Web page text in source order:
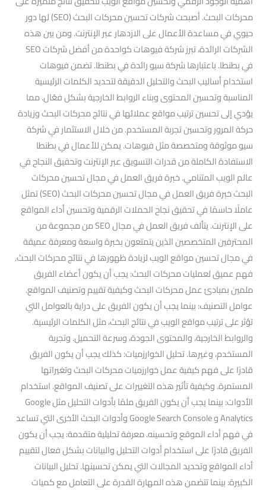
محركات البحث. أصبحت شركات تحسين محركات البحث (SEO) لها دور
حيوي في مساعدة الأعمال على الازدهار عبر الإنترنت. ومن بين هذه
الشركات الرائدة، تبرز شركة فيوهات كواحدة من أفضل شركات SEO
في بطنطا. باعتبارها شركة سيو رائدة في بطنطا. تضمن فيوهات
استخدام أساليب البحث والتحليل الدقيقة لتحديد الكلمات الرئيسية
المناسبة وتحسين المحتوى وبناء الروابط الخارجية بشكل فعّال. مما
يؤدي إلى تحسين ترتيب مواقع عملائها في نتائج محركات البحث وزيادة
حركة المرور وتحسين تجربة المستخدم. من خلال الاستثمار في شركة
سيو موثوقة ومتخصصة مثل فيوهات. يمكن للأعمال في بطنطا
الاستفادة الكاملة من قدرات التسويق عبر الإنترنت وتحقيق النجاح في
عالم الويب المتنامي. خبرة فريق العمل في مجال تحسين محركات
البحث خبرة فريق العمل في مجال تحسين محركات البحث (SEO) تمثل
عاملًا حاسمًا في تحقيق نجاح الحملات الرقمية وتحسين أداء المواقع
على الإنترنت. يتألف فريق العمل في مجال SEO من مجموعة من
المحترفين المتخصصين الذين يتمتعون بخبرة واسعة ومعرفة عميقة
في مجال تحسين مواقع الويب لزيادة ظهورها في نتائج محركات البحث.
فهم عميق لعمليات محركات البحث: يجب أن يكون أعضاء الفريق
ملمين بمبادئ عمل محركات البحث وكيفية تقييم وتصنيف المواقع.
عوامل التصنيف: بينما يجب أن يكون الفريق على دراية بالعوامل التي
تؤثر على ترتيب مواقع الويب في نتائج البحث، مثل الكلمات الرئيسية.
والروابط الخارجية، والمحتوى الجودة، وسرعة التحميل. وتجربة
المستخدم، وغيرها. تحليل الخوارزميات: كذلك يجب أن يكون الفريق
قادرًا على فهم كيفية عمل خوارزميات محركات البحث وتغيراتها
المستمرة. وكيفية تأثير هذه التغييرات على تصنيف المواقع. استخدام
الأدوات: بينما يجب أن يكون الفريق ملمًا بأدوات التحليل مثل Google
Analytics و Google Search Console وأدوات البحث الأخرى التي تساعد
في فهم أداء الموقع وتحسينه. معرفة تحليلية متقدمة: يجب أن يكون
الفريق قادرًا على استخدام أدوات التحليل والبيانات بشكل فعال لتقييم
أداء المواقع وتحديد المجالات التي يمكن تحسينها. تحليل البيانات
الكبيرة: بينما تتضمن هذه المهارة القدرة على التعامل مع كميات